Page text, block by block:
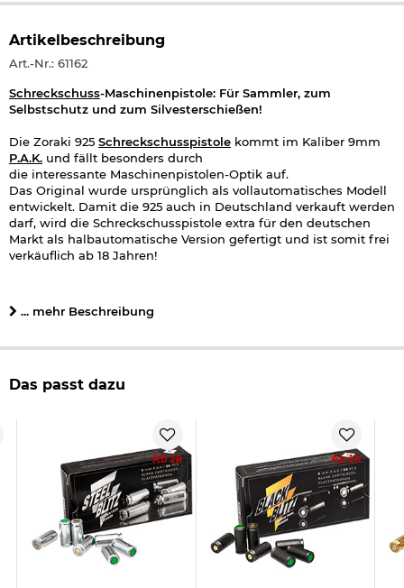
Artikelbeschreibung
Art.-Nr.: 61162
Schreckschuss-Maschinenpistole: Für Sammler, zum
Selbstschutz und zum Silvesterschießen!
Die Zoraki 925 Schreckschusspistole kommt im Kaliber 9mm
P.A.K. und fällt besonders durch
die interessante Maschinenpistolen-Optik auf.
Das Original wurde ursprünglich als vollautomatisches Modell
entwickelt. Damit die 925 auch in Deutschland verkauft werden
darf, wird die Schreckschusspistole extra für den deutschen
Markt als halbautomatische Version gefertigt und ist somit frei
verkäuflich ab 18 Jahren!
gut in der Hand und macht einen sehr stabilen
Eindruck. Griffstück und Schlitten sind aus robustem Polymer
Eindruck. DerDouble-Action-Abzug bereitet viel Freude beim
Standardmagazin mit 15 Schuss und ein langes Magazin mit 25
Schuss Kapazität. Das sorgt auch für den extra Schießspaß an
Die Zoraki 925 wird in einem stabilen, mit Schaumstoff
gepolsterten Waffenkoffer geliefert. Der formgestanzte
Premiumkoffer bietet neben der Pistole auch Platz für ein
zusätzliches langes Magazin, eine Reinigungsbürste und den
Abschussbecher.
... mehr Beschreibung
Das passt dazu
Ab 18 Ab 18